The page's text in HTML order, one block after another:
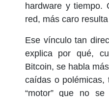
hardware y tiempo.
red, más caro
Ese vínculo tan
explica por qué,
Bitcoin, se habla
caídas o
“motor” que no